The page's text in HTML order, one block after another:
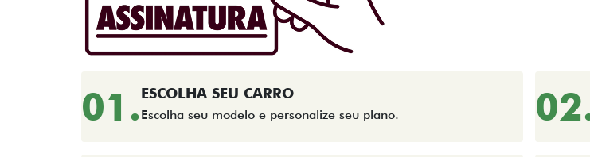
01.ESCOLHA SEU CARRO
Escolha seu modelo e personalize seu plano.